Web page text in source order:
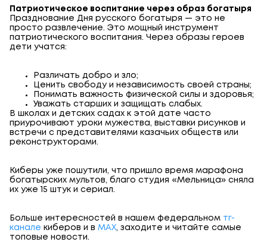
Патриотическое воспитание через образ богатыря
Празднование Дня русского богатыря — это не
просто развлечение. Это мощный инструмент
патриотического воспитания. Через образы героев
дети учатся:
Различать добро и зло;
Ценить свободу и независимость своей страны;
Понимать важность физической силы и здоровья;
Уважать старших и защищать слабых.
В школах и детских садах к этой дате часто
приурочивают уроки мужества, выставки рисунков и
встречи с представителями казачьих обществ или
реконструкторами.
Киберы уже пошутили, что пришло время марафона
богатырских мультов, благо студия «Мельница» сняла
их уже 15 штук и сериал.
Больше интересностей в нашем федеральном тг-
канале киберов и в МАХ, заходите и читайте самые
топовые новости.